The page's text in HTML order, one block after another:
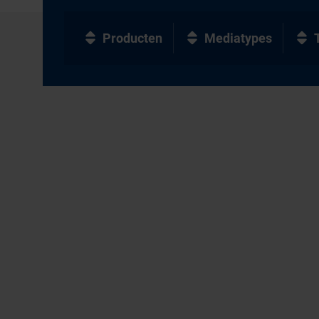
Producten Mediatypes